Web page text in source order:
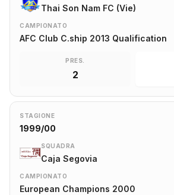
Thai Son Nam FC (Vie)
CAMPIONATO
AFC Club C.ship 2013 Qualification
PRES.
2
STAGIONE
1999/00
SQUADRA
Caja Segovia
CAMPIONATO
European Champions 2000